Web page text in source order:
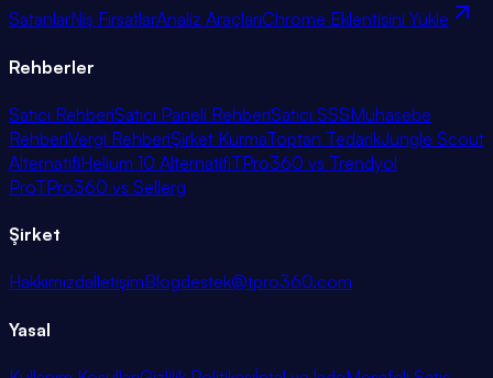
SatanlarNiş FırsatlarAnaliz AraçlarıChrome Eklentisini Yükle
Rehberler
Satıcı RehberiSatıcı Paneli RehberiSatıcı SSSMuhasebe
RehberiVergi RehberiŞirket KurmaToptan TedarikJungle Scout
AlternatifiHelium 10 AlternatifiTPro360 vs Trendyol
ProTPro360 vs Sellerg
Şirket
HakkımızdaİletişimBlogdestek@tpro360.com
Yasal